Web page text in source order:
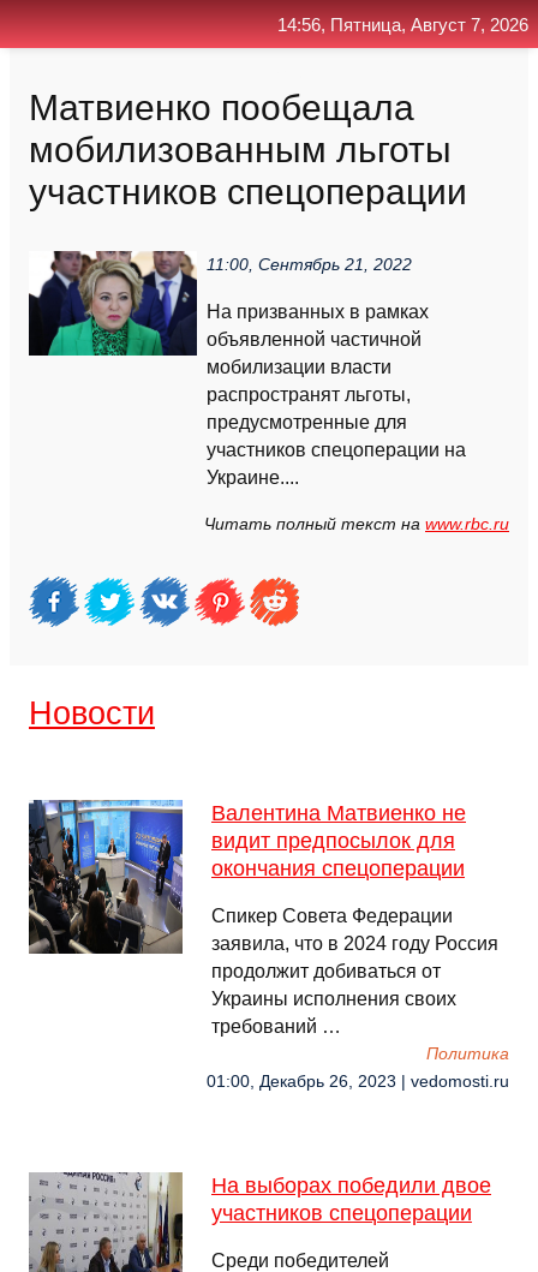
Матвиенко пообещала
мобилизованным льготы
участников спецоперации
11:00, Сентябрь 21, 2022
На призванных в рамках
объявленной частичной
мобилизации власти
распространят льготы,
предусмотренные для
участников спецоперации на
Украине....
Читать полный текст на www.rbc.ru
Новости
Валентина Матвиенко не
видит предпосылок для
окончания спецоперации
Спикер Совета Федерации
заявила, что в 2024 году Россия
продолжит добиваться от
Украины исполнения своих
требований …
Политика
01:00, Декабрь 26, 2023 | vedomosti.ru
На выборах победили двое
участников спецоперации
Среди победителей
14:56, Пятница, Август 7, 2026